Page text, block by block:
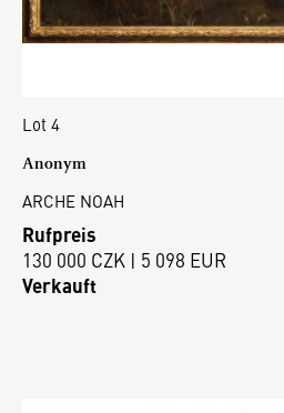
Lot 4
Anonym
ARCHE NOAH
Rufpreis
130 000 CZK | 5 098 EUR
Verkauft